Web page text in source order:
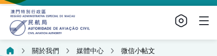
關於我們 媒體中心 微信小帖文